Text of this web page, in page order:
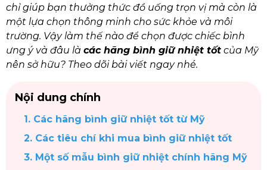
Khui Rượu, Nút Chai
chỉ giúp bạn thưởng thức đồ uống trọn vị mà còn là
một lựa chọn thông minh cho sức khỏe và môi
trường. Vậy làm thế nào để chọn được chiếc bình
ưng ý và đâu là các hãng bình giữ nhiệt tốt của Mỹ
nên sở hữu? Theo dõi bài viết ngay nhé.
Nội dung chính
1. Các hãng bình giữ nhiệt tốt từ Mỹ
2. Các tiêu chí khi mua bình giữ nhiệt tốt
3. Một số mẫu bình giữ nhiệt chính hãng Mỹ